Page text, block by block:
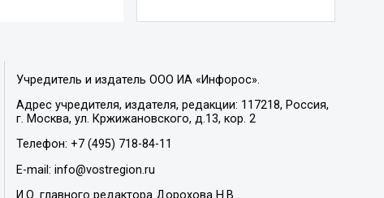
Учредитель и издатель ООО ИА «Инфорос».
Адрес учредителя, издателя, редакции: 117218, Россия,
г. Москва, ул. Кржижановского, д.13, кор. 2
Телефон: +7 (495) 718-84-11
E-mail: info@vostregion.ru
И.О. главного редактора Дорохова Н.В.